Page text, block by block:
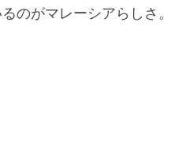
のがマレーシアらしさ。